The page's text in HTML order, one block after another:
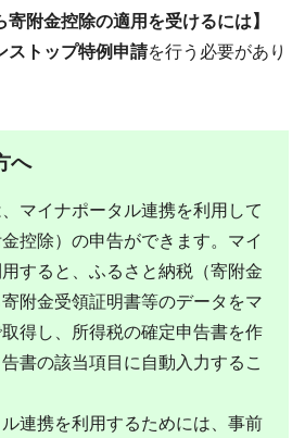
寄附金控除の適用を受けるには】
ストップ特例申請を行う必要があり
へ
マイナポータル連携を利用して
控除）の申告ができます。マイ
すると、ふるさと納税（寄附金
附金受領証明書等のデータをマ
得し、所得税の確定申告書を作
書の該当項目に自動入力するこ
連携を利用するためには、事前